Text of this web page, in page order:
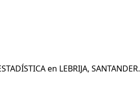
en LEBRIJA, SANTANDER.